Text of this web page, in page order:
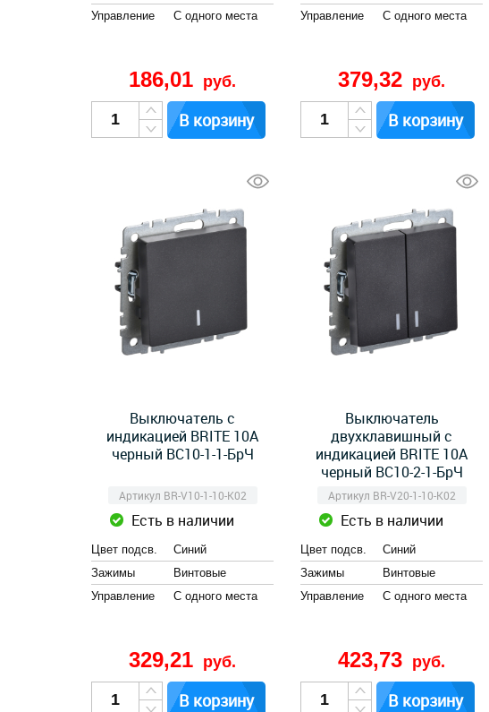
Управление
С одного места
186,01 руб.
В корзину
Управление
С одного места
379,32 руб.
В корзину
Выключатель с
индикацией BRITE 10А
черный ВС10-1-1-БрЧ
Артикул BR-V10-1-10-K02
Есть в наличии
Цвет подсв.
Синий
Зажимы
Винтовые
Управление
С одного места
329,21 руб.
В корзину
Выключатель
двухклавишный с
индикацией BRITE 10А
черный ВС10-2-1-БрЧ
Артикул BR-V20-1-10-K02
Есть в наличии
Цвет подсв.
Синий
Зажимы
Винтовые
Управление
С одного места
423,73 руб.
В корзину